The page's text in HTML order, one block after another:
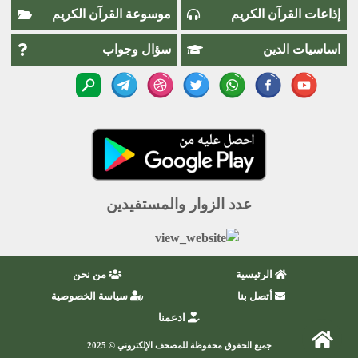
إذاعات القرآن الكريم موسوعة القرآن الكريم
اساسيات الدين سؤال وجواب
عدد الزوار والمستفيدين
الرئيسية
من نحن
أتصل بنا
سياسة الخصوصية
ادعمنا
جميع الحقوق محفوظة للمصحف الإلكتروني © 2025